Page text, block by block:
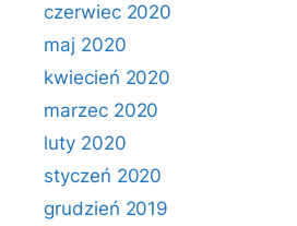
czerwiec 2020
maj 2020
kwiecień 2020
marzec 2020
luty 2020
styczeń 2020
grudzień 2019